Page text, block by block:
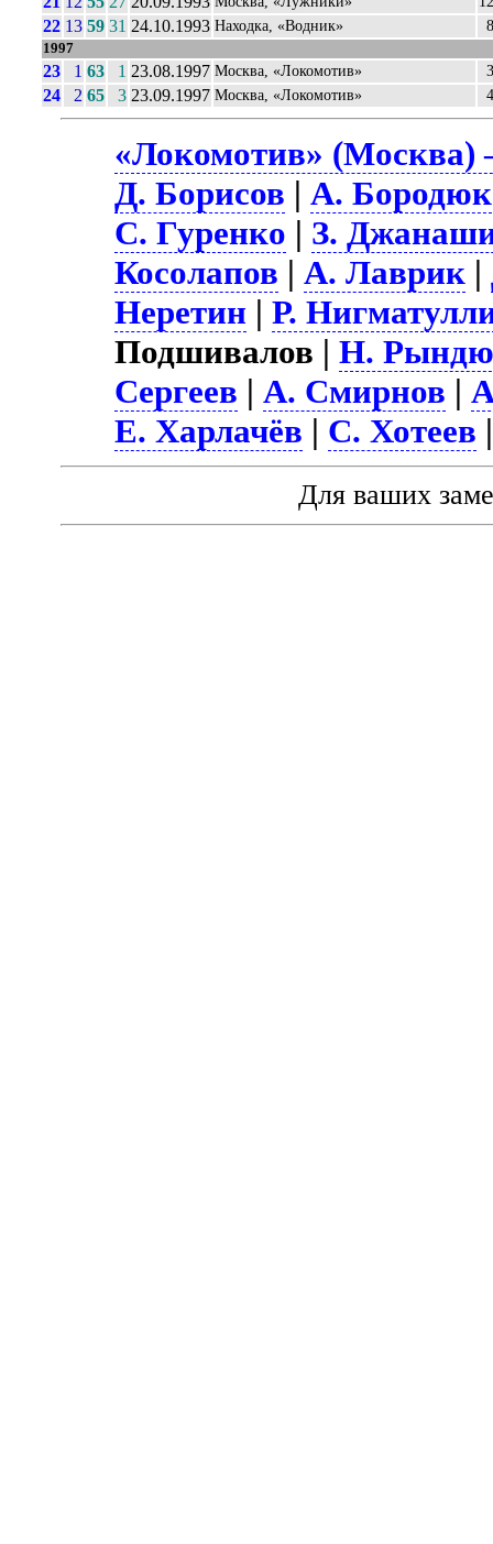
22 13 59 31 24.10.1993 Находка, «Водник»
1997
23 1 63 1 23.08.1997 Москва, «Локомотив»
24 2 65 3 23.09.1997 Москва, «Локомотив»
«Локомотив» (Москва)
Д. Борисов |А. Бородюк
С. Гуренко | З.
Косолапов |А. Лаврик |
Неретин |Р.
Подшивалов |Н.
Сергеев |А. Смирнов |
Е. Харлачёв | С. Хотеев
Для ваших